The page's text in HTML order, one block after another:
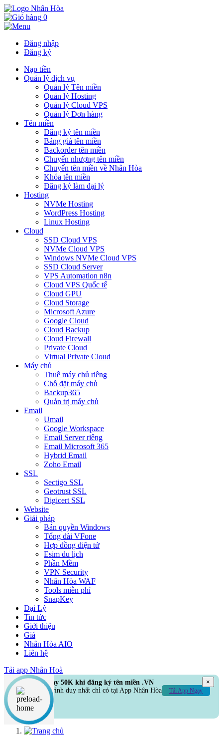
0
Đăng nhập
Đăng ký
Nạp tiền
Quản lý dịch vụ
Quản lý Tên miền
Quản lý Hosting
Quản lý Cloud VPS
Quản lý Đơn hàng
Tên miền
Đăng ký tên miền
Bảng giá tên miền
Backorder tên miền
Chuyển nhượng tên miền
Chuyển tên miền về Nhân Hòa
Khóa tên miền
Đăng ký làm đại lý
Hosting
NVMe Hosting
WordPress Hosting
Linux Hosting
Cloud
SSD Cloud VPS
NVMe Cloud VPS
Windows NVMe Cloud VPS
SSD Cloud Server
VPS Automation n8n
Cloud VPS Quốc tế
Cloud GPU
Cloud Storage
Microsoft Azure
Google Cloud
Cloud Backup
Cloud Firewall
Private Cloud
Virtual Private Cloud
Máy chủ
Thuê máy chủ riêng
Chỗ đặt máy chủ
Backup365
Quản trị máy chủ
Email
Umail
Google Workspace
Email Server riêng
Email Microsoft 365
Hybrid Email
Zoho Email
SSL
Sectigo SSL
Geotrust SSL
Digicert SSL
Website
Giải pháp
Bản quyền Windows
Tổng đài VFone
Hợp đồng điện tử
Esim du lịch
Phần Mềm
VPN Security
Nhân Hòa WAF
Tools miễn phí
SnapKey
Đại Lý
Tin tức
Giới thiệu
Giá
Nhân Hòa AIO
Liên hệ
Tải app Nhân Hoà
Hoàn ngay 50K khi đăng ký tên miền .VN
Chương trình duy nhất chỉ có tại App Nhân Hòa
Tải App Ngay
×